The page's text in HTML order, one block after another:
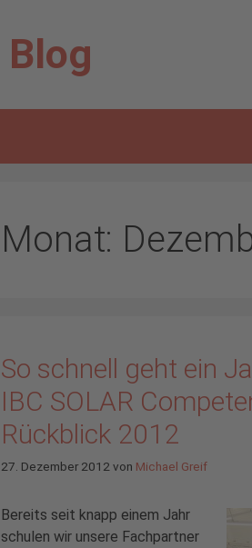
Blog
Monat:
So schnell geht ein
IBC SOLAR
Rückblick 2012
27. Dezember 2012 von Michael Greif
Bereits seit knapp einem Jahr
schulen wir unsere Fachpartner